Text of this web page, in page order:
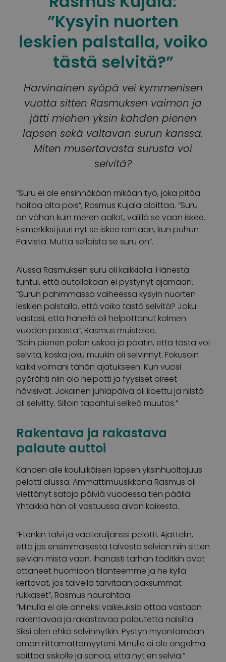
”Kysyin nuorten
leskien palstalla, voiko
tästä selvitä?”
Harvinainen syöpä vei kymmenisen
vuotta sitten Rasmuksen vaimon ja
jätti miehen yksin kahden pienen
lapsen sekä valtavan surun kanssa.
Miten musertavasta surusta voi
selvitä?
”Suru ei ole ensinnäkään mikään työ, joka pitää
hoitaa alta pois”, Rasmus Kujala aloittaa. ”Suru
on vähän kuin meren aallot, välillä se vaan iskee.
Esimerkiksi juuri nyt se iskee rantaan, kun puhun
Päivistä. Mutta sellaista se suru on”.
Alussa Rasmuksen suru oli kaikkialla. Hänestä
tuntui, että autollakaan ei pystynyt ajamaan.
”Surun pahimmassa vaiheessa kysyin nuorten
leskien palstalla, että voiko tästä selvitä? Joku
vastasi, että hänellä oli helpottanut kolmen
vuoden päästä”, Rasmus muistelee.
”Sain pienen palan uskoa ja päätin, että tästä voi
selvitä, koska joku muukin oli selvinnyt. Fokusoin
kaikki voimani tähän ajatukseen. Kun vuosi
pyörähti niin olo helpotti ja fyysiset oireet
hävisivät. Jokainen juhlapäivä oli koettu ja niistä
oli selvitty. Silloin tapahtui selkeä muutos.”
Rakentava ja rakastava
palaute auttoi
Kahden alle kouluikäisen lapsen yksinhuoltajuus
pelotti alussa. Ammattimuusikkona Rasmus oli
viettänyt satoja päiviä vuodessa tien päällä.
Yhtäkkiä hän oli vastuussa aivan kaikesta.
”Etenkin talvi ja vaateruljanssi pelotti. Ajattelin,
että jos ensimmäisestä talvesta selviän niin sitten
selviän mistä vaan. Ihanasti tarhan täditkin ovat
ottaneet huomioon tilanteemme ja he kyllä
kertovat, jos talvella tarvitaan paksummat
rukkaset”, Rasmus naurahtaa.
”Minulla ei ole onneksi vaikeuksia ottaa vastaan
rakentavaa ja rakastavaa palautetta naisilta.
Siksi olen ehkä selvinnytkin. Pystyn myöntämään
oman riittämättömyyteni. Minulle ei ole ongelma
soittaa siskolle ja sanoa, että nyt en selviä.”